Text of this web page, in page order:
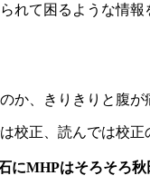
れて困るような情
か、きりきりと腹
校正、読んでは校
にMHPはそろそろ秋